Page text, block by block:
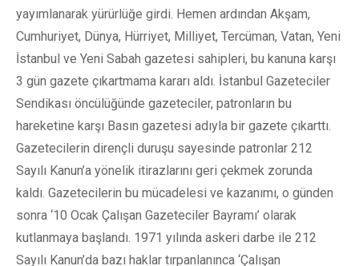
yayımlanarak yürürlüğe girdi. Hemen ardından Akşam,
Cumhuriyet, Dünya, Hürriyet, Milliyet, Tercüman, Vatan, Yeni
İstanbul ve Yeni Sabah gazetesi sahipleri, bu kanuna karşı
3 gün gazete çıkartmama kararı aldı. İstanbul Gazeteciler
Sendikası öncülüğünde gazeteciler, patronların bu
hareketine karşı Basın gazetesi adıyla bir gazete çıkarttı.
Gazetecilerin dirençli duruşu sayesinde patronlar 212
Sayılı Kanun’a yönelik itirazlarını geri çekmek zorunda
kaldı. Gazetecilerin bu mücadelesi ve kazanımı, o günden
sonra ‘10 Ocak Çalışan Gazeteciler Bayramı’ olarak
kutlanmaya başlandı. 1971 yılında askeri darbe ile 212
Sayılı Kanun’da bazı haklar tırpanlanınca ‘Çalışan